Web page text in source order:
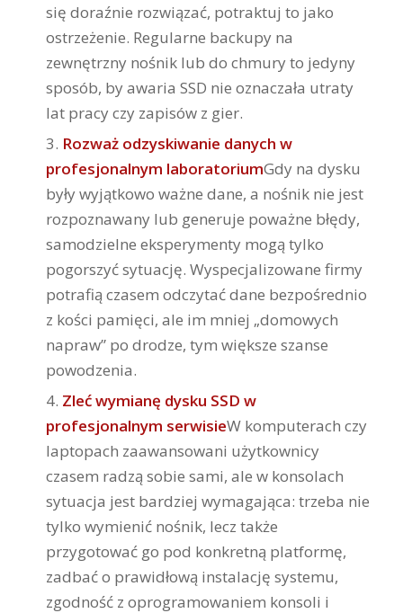
się doraźnie rozwiązać, potraktuj to jako
ostrzeżenie. Regularne backupy na
zewnętrzny nośnik lub do chmury to jedyny
sposób, by awaria SSD nie oznaczała utraty
lat pracy czy zapisów z gier.
Rozważ odzyskiwanie danych w
profesjonalnym laboratoriumGdy na dysku
były wyjątkowo ważne dane, a nośnik nie jest
rozpoznawany lub generuje poważne błędy,
samodzielne eksperymenty mogą tylko
pogorszyć sytuację. Wyspecjalizowane firmy
potrafią czasem odczytać dane bezpośrednio
z kości pamięci, ale im mniej „domowych
napraw” po drodze, tym większe szanse
powodzenia.
Zleć wymianę dysku SSD w
profesjonalnym serwisieW komputerach czy
laptopach zaawansowani użytkownicy
czasem radzą sobie sami, ale w konsolach
sytuacja jest bardziej wymagająca: trzeba nie
tylko wymienić nośnik, lecz także
przygotować go pod konkretną platformę,
zadbać o prawidłową instalację systemu,
zgodność z oprogramowaniem konsoli i